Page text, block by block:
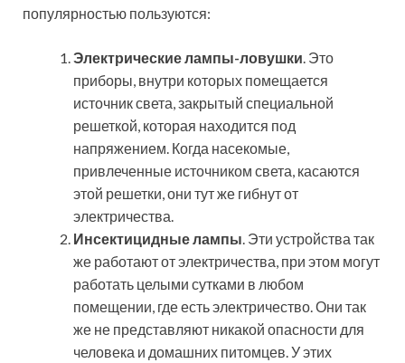
популярностью пользуются:
Электрические лампы-ловушки. Это
приборы, внутри которых помещается
источник света, закрытый специальной
решеткой, которая находится под
напряжением. Когда насекомые,
привлеченные источником света, касаются
этой решетки, они тут же гибнут от
электричества.
Инсектицидные лампы. Эти устройства так
же работают от электричества, при этом могут
работать целыми сутками в любом
помещении, где есть электричество. Они так
же не представляют никакой опасности для
человека и домашних питомцев. У этих